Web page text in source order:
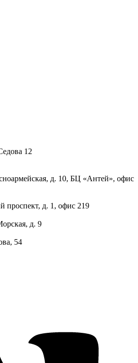
12
д. 10, БЦ «Антей», офис
проспект, д. 1, офис 219
д. 9
54